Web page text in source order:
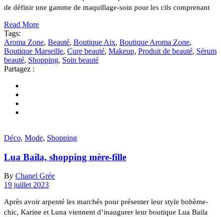
de définir une gamme de maquillage-soin pour les cils comprenant
Read More
Tags:
Aroma Zone, Beauté, Boutique Aix, Boutique Aroma Zone,
Boutique Marseille, Cure beauté, Makeup, Produit de beauté, Sérum
beauté, Shopping, Soin beauté
Partagez :
Déco, Mode, Shopping
Lua Baila, shopping mère-fille
By Chanel Grée
19 juillet 2023
Après avoir arpenté les marchés pour présenter leur style bohème-
chic, Karine et Luna viennent d’inaugurer leur boutique Lua Baila